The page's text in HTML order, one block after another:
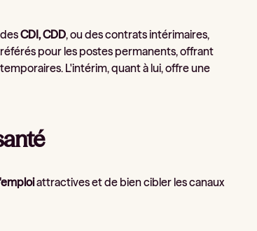
CDI, CDD, ou des contrats intérimaires,
pour les postes permanents, offrant
L'intérim, quant à lui, offre une
attractives et de bien cibler les canaux